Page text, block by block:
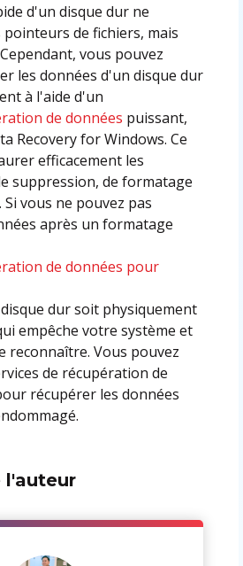
d'un disque dur ne
de fichiers, mais
vous pouvez
les données d'un disque dur
à l'aide d'un
de données puissant,
Recovery for Windows. Ce
efficacement les
suppression, de formatage
vous ne pouvez pas
après un formatage
de données pour
dur soit physiquement
empêche votre système et
reconnaître. Vous pouvez
de récupération de
récupérer les données
l'auteur